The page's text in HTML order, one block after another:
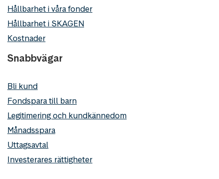
Hållbarhet i våra fonder
Hållbarhet i SKAGEN
Kostnader
Snabbvägar
Bli kund
Fondspara till barn
Legitimering och kundkännedom
Månadsspara
Uttagsavtal
Investerares rättigheter